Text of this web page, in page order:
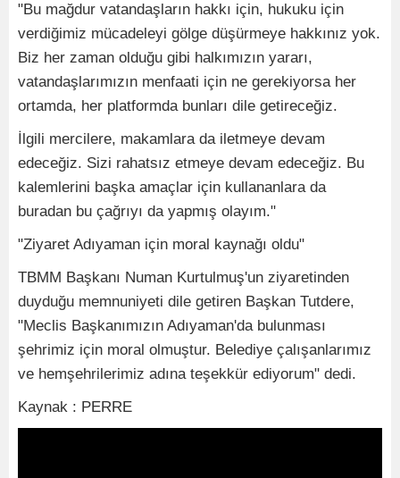
"Bu mağdur vatandaşların hakkı için, hukuku için
verdiğimiz mücadeleyi gölge düşürmeye hakkınız yok.
Biz her zaman olduğu gibi halkımızın yararı,
vatandaşlarımızın menfaati için ne gerekiyorsa her
ortamda, her platformda bunları dile getireceğiz.
İlgili mercilere, makamlara da iletmeye devam
edeceğiz. Sizi rahatsız etmeye devam edeceğiz. Bu
kalemlerini başka amaçlar için kullananlara da
buradan bu çağrıyı da yapmış olayım."
"Ziyaret Adıyaman için moral kaynağı oldu"
TBMM Başkanı Numan Kurtulmuş'un ziyaretinden
duyduğu memnuniyeti dile getiren Başkan Tutdere,
"Meclis Başkanımızın Adıyaman'da bulunması
şehrimiz için moral olmuştur. Belediye çalışanlarımız
ve hemşehrilerimiz adına teşekkür ediyorum" dedi.
Kaynak : PERRE